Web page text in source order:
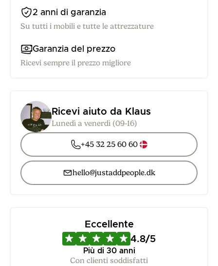
2 anni di garanzia
Su tutti i mobili e tutte le attrezzature
Garanzia del prezzo
Ricevi sempre il prezzo migliore
Ricevi aiuto da Klaus
Lunedì a venerdì (09-16)
+45 32 25 60 60
hello@justaddpeople.dk
Eccellente
4.8/5
Più di 30 anni
Con clienti soddisfatti